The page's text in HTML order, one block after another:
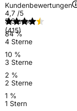
Kundenbewertungen
4,7 /5
(415)
5 Sterne
84 %
4 Sterne
10 %
3 Sterne
2 %
2 Sterne
1 %
1 Stern